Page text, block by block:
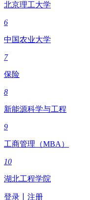
北京理工大学
6
中国农业大学
7
保险
8
新能源科学与工程
9
工商管理（MBA）
10
湖北工程学院
登录 注册